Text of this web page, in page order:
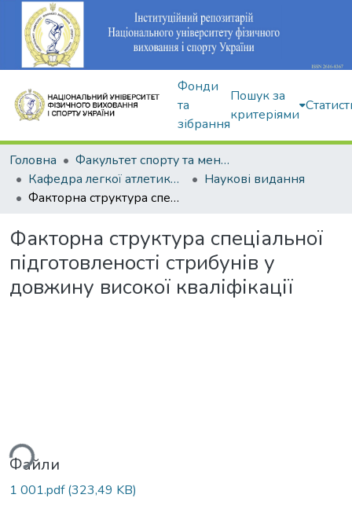
Фонди
та
зібрання
Пошук за
критеріями
Головна
Факультет спорту та менеджменту
Кафедра легкої атлетики, зимових видів та велосипедного спорту
Наукові видання
Факторна структура спеціальної підготовленості стрибунів у довжину високої кваліфікації
Факторна структура спеціальної
підготовленості стрибунів у
довжину високої кваліфікації
Файли
1 001.pdf(323,49 KB)